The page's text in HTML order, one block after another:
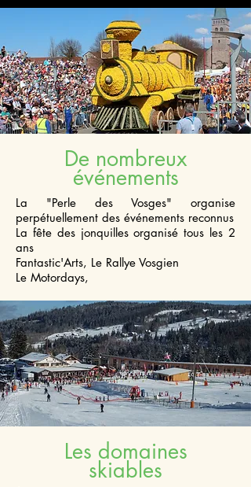
De nombreux
événements
La "Perle des Vosges" organise
perpétuellement des événements reconnus
La fête des jonquilles organisé tous les 2
ans
Fantastic'Arts, Le Rallye Vosgien
Le Motordays,
Les domaines
skiables